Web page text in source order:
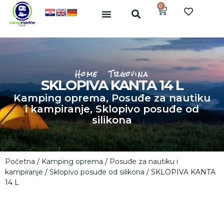
0
Home Trgovina
SKLOPIVA KANTA 14 L
Kamping oprema, Posuđe za nautiku
i kampiranje, Sklopivo posuđe od
silikona
Početna / Kamping oprema / Posuđe za nautiku i
kampiranje / Sklopivo posuđe od silikona / SKLOPIVA KANTA
14 L